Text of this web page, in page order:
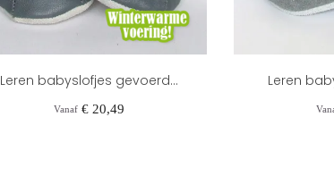
Leren babyslofjes gevoerd...
Vanaf Prijs
€ 20,49
Leren